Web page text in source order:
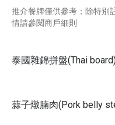
推介餐牌僅供參考；除特別
情請參閱商戶細則
泰國雜錦拼盤(Thai
蒜子燉腩肉(Pork belly